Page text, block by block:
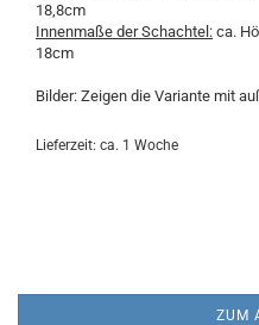
18,8cm
Innenmaße der Schachtel: ca.
18cm
Bilder: Zeigen die Variante mit
Lieferzeit: ca. 1 Woche
ZUM